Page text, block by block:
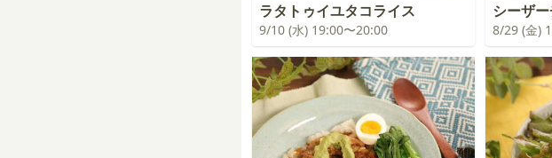
ラタトゥイユタコライス
9/10 (水) 19:00〜20:00
シーザ
8/29 (金)